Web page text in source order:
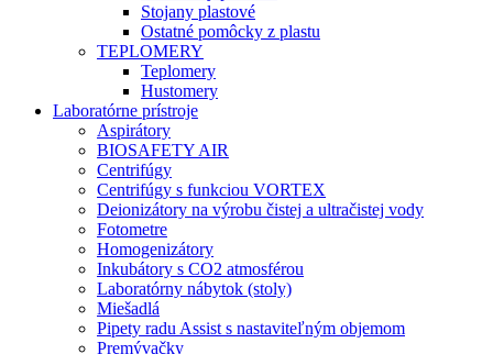
Stojany plastové
Ostatné pomôcky z plastu
TEPLOMERY
Teplomery
Hustomery
Laboratórne prístroje
Aspirátory
BIOSAFETY AIR
Centrifúgy
Centrifúgy s funkciou VORTEX
Deionizátory na výrobu čistej a ultračistej vody
Fotometre
Homogenizátory
Inkubátory s CO2 atmosférou
Laboratórny nábytok (stoly)
Miešadlá
Pipety radu Assist s nastaviteľným objemom
Premývačky